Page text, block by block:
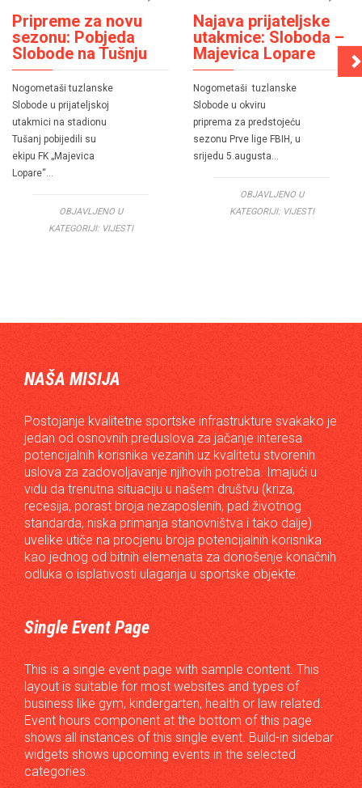
Pripreme za novu
sezonu: Pobjeda
Slobode na Tušnju
Nogometaši tuzlanske
Slobode u prijateljskoj
utakmici na stadionu
Tušanj pobijedili su
ekipu FK „Majevica
Lopare“…
OBJAVLJENO U
KATEGORIJI: VIJESTI
Najava prijateljske
utakmice: Sloboda –
Majevica Lopare
Nogometaši tuzlanske
Slobode u okviru
priprema za predstojeću
sezonu Prve lige FBIH, u
srijedu 5.augusta…
OBJAVLJENO U
KATEGORIJI: VIJESTI
NAŠA MISIJA
Postojanje kvalitetne sportske infrastrukture svakako je
jedan od osnovnih preduslova za jačanje interesa
potencijalnih korisnika vezanih uz kvalitetu stvorenih
uslova za zadovoljavanje njihovih potreba. Imajući u
vidu da trenutna situaciju u našem društvu (kriza,
recesija, porast broja nezaposlenih, pad životnog
standarda, niska primanja stanovništva i tako dalje)
uvelike utiče na procjenu broja potencijalnih korisnika
kao jednog od bitnih elemenata za donošenje konačnih
odluka o isplativosti ulaganja u sportske objekte.
Single Event Page
This is a single event page with sample content. This
layout is suitable for most websites and types of
business like gym, kindergarten, health or law related.
Event hours component at the bottom of this page
shows all instances of this single event. Build-in sidebar
widgets shows upcoming events in the selected
categories.